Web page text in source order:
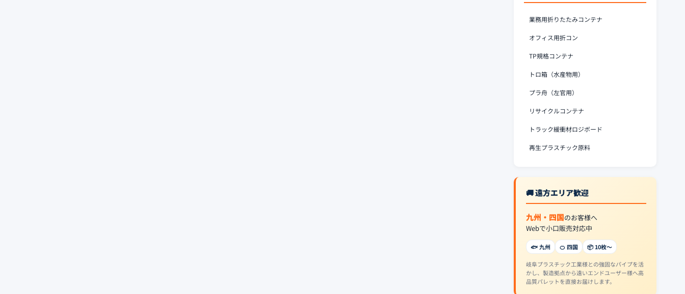
業務用折りたたみコンテナ
オフィス用折コン
TP規格コンテナ
トロ箱（水産物用）
プラ舟（左官用）
リサイクルコンテナ
トラック緩衝材ロジボード
再生プラスチック原料
🚚 遠方エリア歓迎
九州・四国のお客様へ
Webで小口販売対応中
🐟 九州 🍊 四国 📦 10枚〜
岐阜プラスチック工業様との強固なパイプを活
かし、製造拠点から遠いエンドユーザー様へ高
品質パレットを直接お届けします。